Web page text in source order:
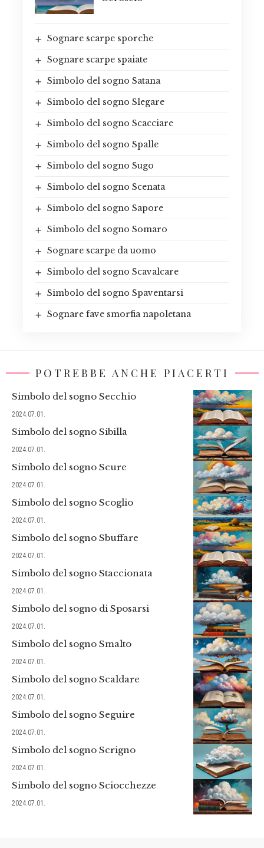
Sognare scarpe sporche
Sognare scarpe spaiate
Simbolo del sogno Satana
Simbolo del sogno Slegare
Simbolo del sogno Scacciare
Simbolo del sogno Spalle
Simbolo del sogno Sugo
Simbolo del sogno Scenata
Simbolo del sogno Sapore
Simbolo del sogno Somaro
Sognare scarpe da uomo
Simbolo del sogno Scavalcare
Simbolo del sogno Spaventarsi
Sognare fave smorfia napoletana
POTREBBE ANCHE PIACERTI
Simbolo del sogno Secchio
2024.07.01.
Simbolo del sogno Sibilla
2024.07.01.
Simbolo del sogno Scure
2024.07.01.
Simbolo del sogno Scoglio
2024.07.01.
Simbolo del sogno Sbuffare
2024.07.01.
Simbolo del sogno Staccionata
2024.07.01.
Simbolo del sogno di Sposarsi
2024.07.01.
Simbolo del sogno Smalto
2024.07.01.
Simbolo del sogno Scaldare
2024.07.01.
Simbolo del sogno Seguire
2024.07.01.
Simbolo del sogno Scrigno
2024.07.01.
Simbolo del sogno Sciocchezze
2024.07.01.